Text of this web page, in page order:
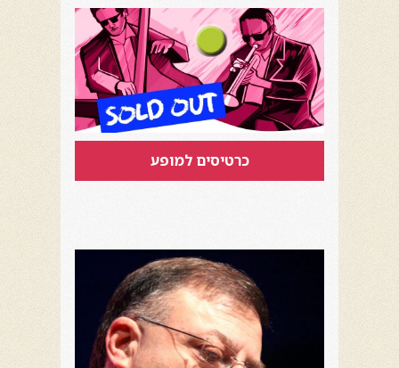
כרטיסים למופע